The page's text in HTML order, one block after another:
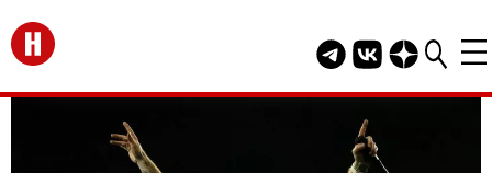
Перейти на главную
Telegram канал
Группа HELLO
Канал